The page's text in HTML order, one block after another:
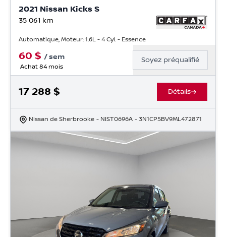
2021 Nissan Kicks S
35 061 km
Automatique, Moteur: 1.6L - 4 Cyl. - Essence
60 $ /sem
Achat 84 mois
Soyez préqualifié
17 288 $ Détails
Nissan de Sherbrooke - NIST0696A - 3N1CP5BV9ML472871